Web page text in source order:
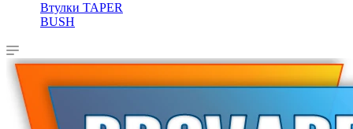
Втулки TAPER
BUSH